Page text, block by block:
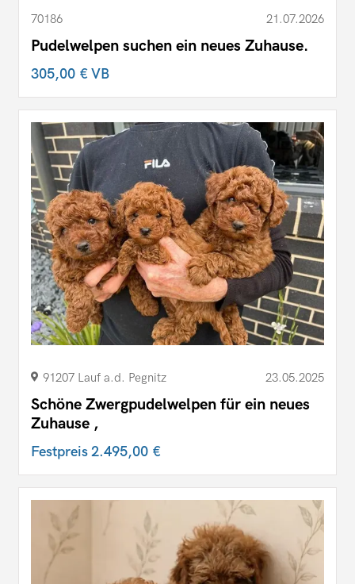
70186 21.07.2026
Pudelwelpen suchen ein neues Zuhause.
305,00 €VB
91207 Lauf a.d. Pegnitz 23.05.2025
Schöne Zwergpudelwelpen für ein neues
Zuhause ,
Festpreis2.495,00 €